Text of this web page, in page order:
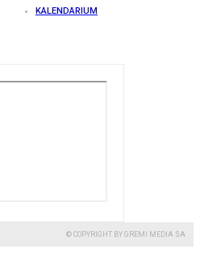
KALENDARIUM
© COPYRIGHT BY GREMI MEDIA SA